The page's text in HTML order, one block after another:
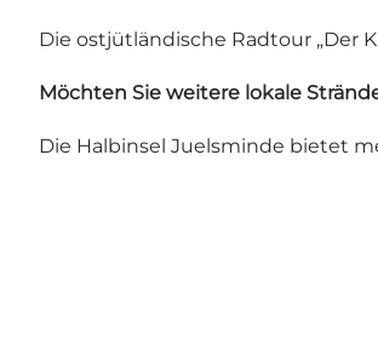
Die ostjütländische Radtour „Der
Möchten Sie weitere lokale
Die Halbinsel Juelsminde bietet